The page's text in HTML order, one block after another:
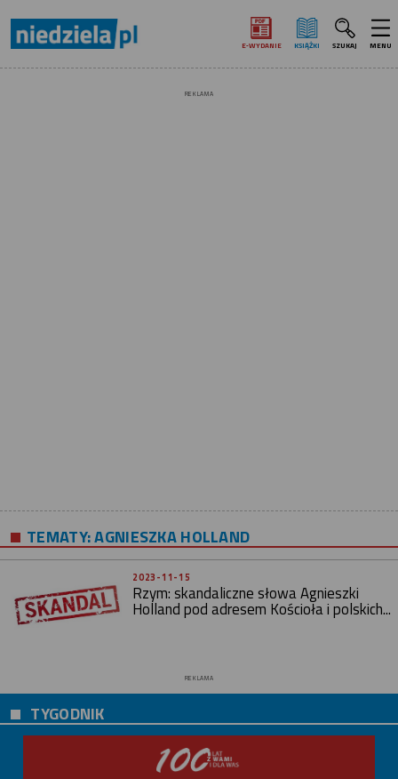
E‑WYDANIE KSIĄŻKI SZUKAJ MENU
REKLAMA
TEMATY:AGNIESZKA HOLLAND
2023-11-15
Rzym: skandaliczne słowa Agnieszki
Holland pod adresem Kościoła i polskich...
REKLAMA
TYGODNIK